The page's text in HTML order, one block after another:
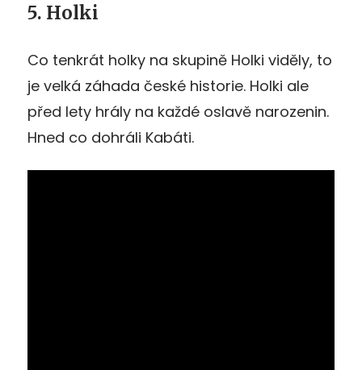
5. Holki
Co tenkrát holky na skupině Holki viděly, to
je velká záhada české historie. Holki ale
před lety hrály na každé oslavě narozenin.
Hned co dohráli Kabáti.